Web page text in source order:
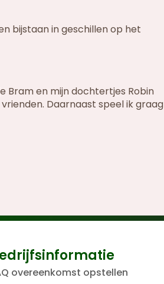
bijstaan in geschillen op het
Bram en mijn dochtertjes Robin
Daarnaast speel ik graag
overeenkomst opstellen